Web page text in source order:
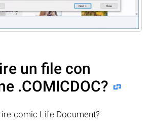
un file con
.COMICDOC?
comic Life Document?